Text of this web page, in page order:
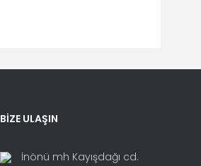
BİZE ULAŞIN
İnönü mh Kayışdağı cd.